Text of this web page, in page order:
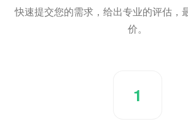
快速提交您的需求，给出专业的评估，
价。
1